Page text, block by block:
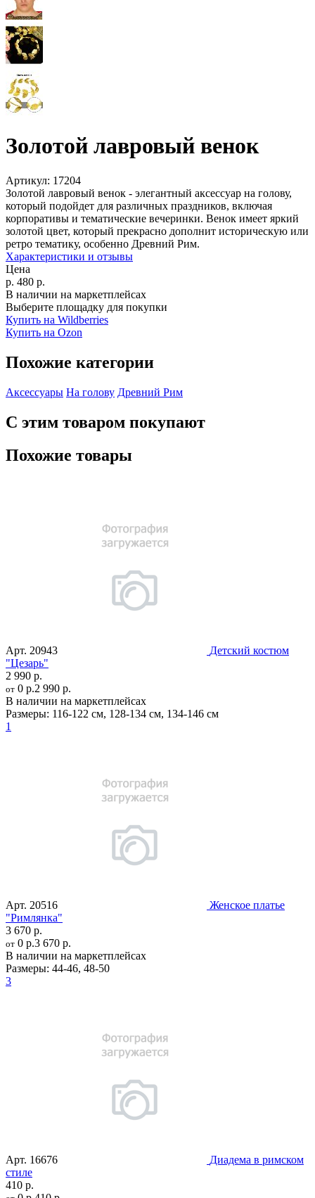
Золотой лавровый венок
Артикул: 17204
Золотой лавровый венок - элегантный аксессуар на голову,
который подойдет для различных праздников, включая
корпоративы и тематические вечеринки. Венок имеет яркий
золотой цвет, который прекрасно дополнит историческую или
ретро тематику, особенно Древний Рим.
Характеристики и отзывы
Цена
р. 480 р.
В наличии на маркетплейсах
Выберите площадку для покупки
Купить на Wildberries
Купить на Ozon
Похожие категории
Аксессуары На голову Древний Рим
С этим товаром покупают
Похожие товары
Арт. 20943
Детский костюм
"Цезарь"
2 990 р.
от 0 р.2 990 р.
В наличии на маркетплейсах
Размеры: 116-122 см, 128-134 см, 134-146 см
1
Арт. 20516
Женское платье
"Римлянка"
3 670 р.
от 0 р.3 670 р.
В наличии на маркетплейсах
Размеры: 44-46, 48-50
3
Арт. 16676
Диадема в римском
стиле
410 р.